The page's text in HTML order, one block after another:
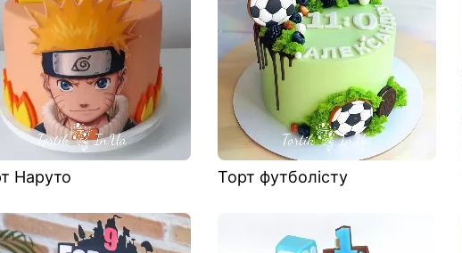
Наруто Торт футболісту